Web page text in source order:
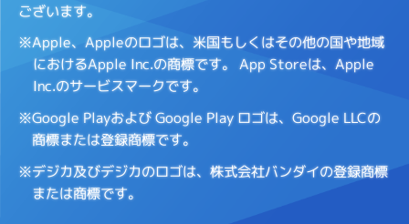
ございます。
※Apple、Appleのロゴは、米国もしくはその他の国や地域
におけるApple Inc.の商標です。 App Storeは、Apple
Inc.のサービスマークです。
※Google Playおよび Google Play ロゴは、Google LLCの
商標または登録商標です。
※デジカ及びデジカのロゴは、株式会社バンダイの登録商標
または商標です。